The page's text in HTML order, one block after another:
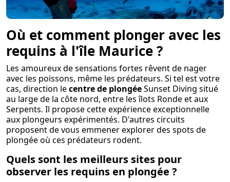
Où et comment plonger avec les
requins à l'île Maurice ?
Les amoureux de sensations fortes rêvent de nager
avec les poissons, même les prédateurs. Si tel est votre
cas, direction lecentre de plongéeSunset Diving situé
au large de la côte nord, entre les îlots Ronde et aux
Serpents. Il propose cette expérience exceptionnelle
aux plongeurs expérimentés. D'autres circuits
proposent de vous emmener explorer des spots de
plongée où ces prédateurs rodent.
Quels sont les meilleurs sites pour
observer les requins en plongée ?